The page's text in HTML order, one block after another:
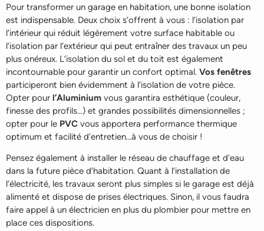
Pour transformer un garage en habitation, une bonne isolation
est indispensable. Deux choix s’offrent à vous : l’isolation par
l’intérieur qui réduit légèrement votre surface habitable ou
l’isolation par l’extérieur qui peut entraîner des travaux un peu
plus onéreux. L’isolation du sol et du toit est également
incontournable pour garantir un confort optimal. Vos fenêtres
participeront bien évidemment à l’isolation de votre pièce.
Opter pour l’Aluminium vous garantira esthétique (couleur,
finesse des profils…) et grandes possibilités dimensionnelles ;
opter pour le PVC vous apportera performance thermique
optimum et facilité d’entretien…à vous de choisir !
Pensez également à installer le réseau de chauffage et d’eau
dans la future pièce d’habitation. Quant à l’installation de
l’électricité, les travaux seront plus simples si le garage est déjà
alimenté et dispose de prises électriques. Sinon, il vous faudra
faire appel à un électricien en plus du plombier pour mettre en
place ces dispositions.